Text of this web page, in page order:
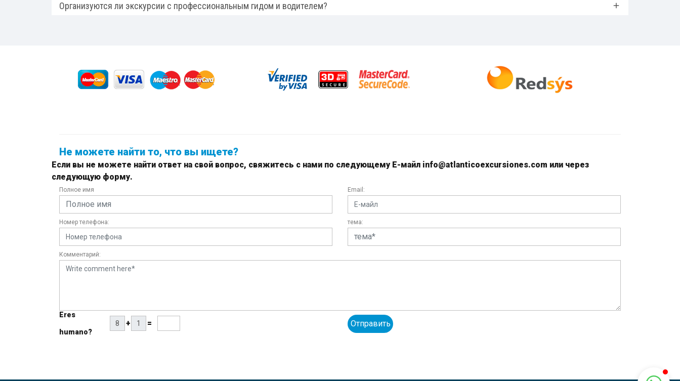
Организуются ли экскурсии с профессиональным гидом и водителем?
Не можете найти то, что вы ищете?
Если вы не можете найти ответ на свой вопрос, свяжитесь с нами по следующему Е-майл info@atlanticoexcursiones.com или через
следующую форму.
Полное имя Email:
Номер телефона: тема:
Комментарий:
Eres
humano?
+ = Отправить